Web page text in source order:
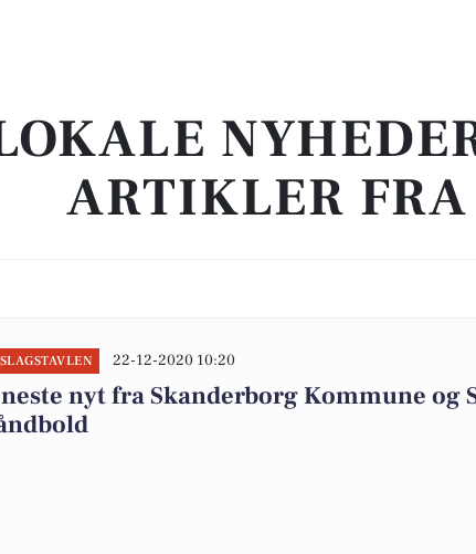
ARTIKLER
22-12-2020 10:20
nyt fra Skanderborg Kommune og